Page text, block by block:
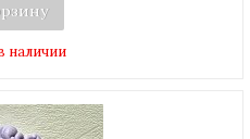
наличии